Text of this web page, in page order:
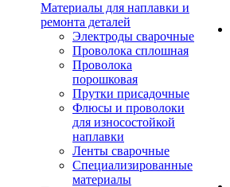
Материалы для наплавки и
ремонта деталей
Электроды сварочные
Проволока сплошная
Проволока
порошковая
Прутки присадочные
Флюсы и проволоки
для износостойкой
наплавки
Ленты сварочные
Специализированные
материалы